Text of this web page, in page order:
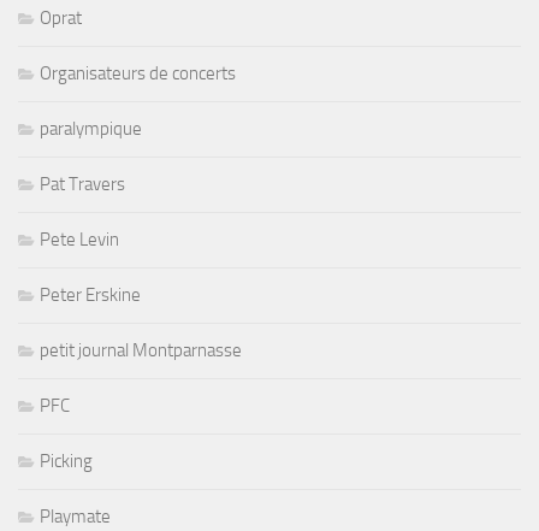
Oprat
Organisateurs de concerts
paralympique
Pat Travers
Pete Levin
Peter Erskine
petit journal Montparnasse
PFC
Picking
Playmate